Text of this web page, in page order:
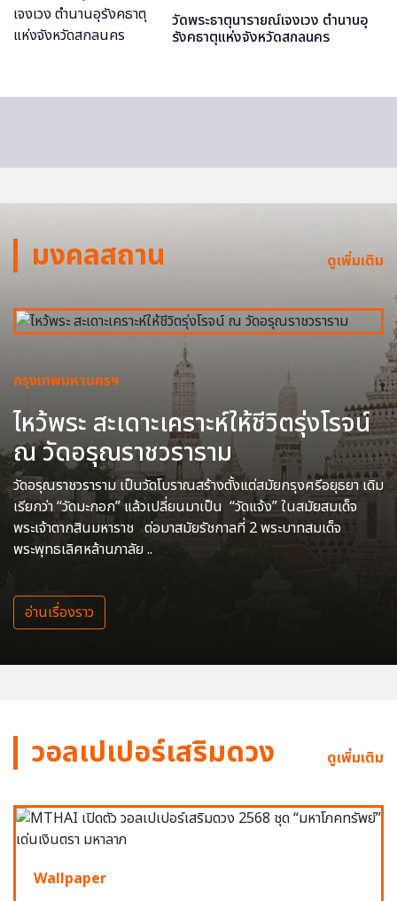
วัดพระธาตุนารายณ์เจงเวง ตำนานอุ
รังคธาตุแห่งจังหวัดสกลนคร
มงคลสถาน ดูเพิ่มเติม
กรุงเทพมหานครฯ
ไหว้พระ สะเดาะเคราะห์ให้ชีวิตรุ่งโรจน์
ณ วัดอรุณราชวราราม
วัดอรุณราชวราราม เป็นวัดโบราณสร้างตั้งแต่สมัยกรุงศรีอยุธยา เดิม
เรียกว่า “วัดมะกอก” แล้วเปลี่ยนมาเป็น “วัดแจ้ง” ในสมัยสมเด็จ
พระเจ้าตากสินมหาราช ต่อมาสมัยรัชกาลที่ 2 พระบาทสมเด็จ
พระพุทธเลิศหล้านภาลัย ..
อ่านเรื่องราว
วอลเปเปอร์เสริมดวง ดูเพิ่มเติม
Wallpaper